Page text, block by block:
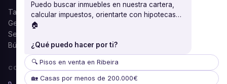
Tasación gratuita
Gestión documental
Seguros
Búsqueda personalizada
CONTACTO
Puedo buscar inmuebles en nuestra cartera,
calcular impuestos, orientarte con hipotecas…
🏠
¿Qué puedo hacer por ti?
🔍 Pisos en venta en Ribeira
🏡 Casas por menos de 200.000€